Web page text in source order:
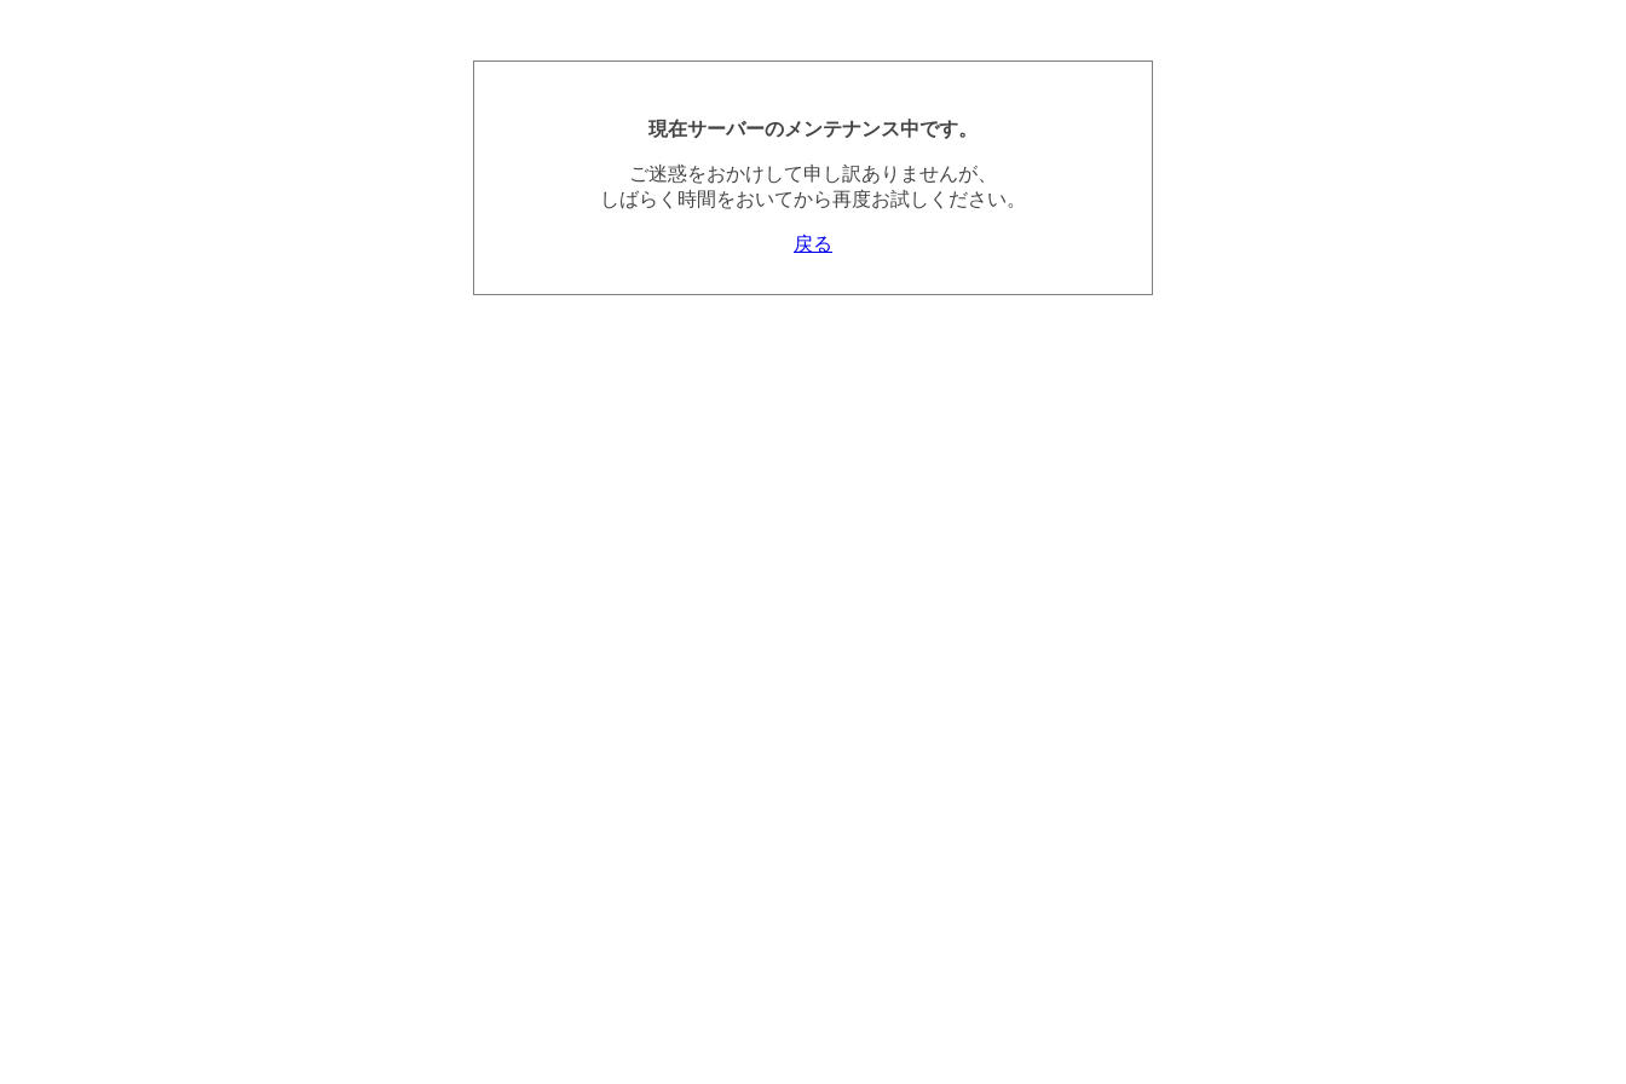
現在サーバーのメンテナンス中です。
ご迷惑をおかけして申し訳ありませんが、
しばらく時間をおいてから再度お試しください。
戻る